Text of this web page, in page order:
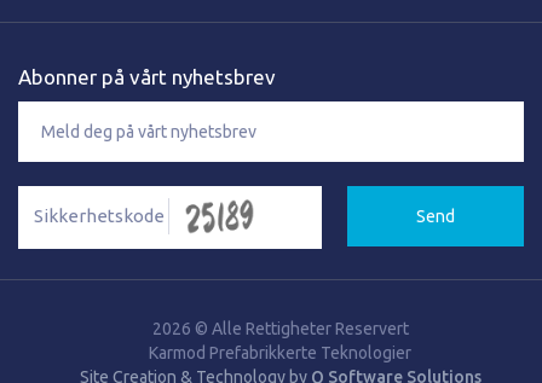
Abonner på vårt nyhetsbrev
Send
2026 © Alle Rettigheter Reservert
Karmod Prefabrikkerte Teknologier
Site Creation & Technology by Q Software Solutions